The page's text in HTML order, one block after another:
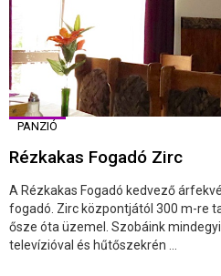
PANZIÓ
Rézkakas Fogadó Zirc
A Rézkakas Fogadó kedvező
fogadó. Zirc központjától 300 m-re
ősze óta üzemel. Szobáink
televízióval és hűtőszekrén ...